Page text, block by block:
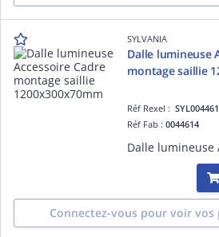
SYLVANIA
Dalle lumineuse
montage saillie
Réf Rexel :
Réf Fab :0044614
Connectez-vous pour voir vos